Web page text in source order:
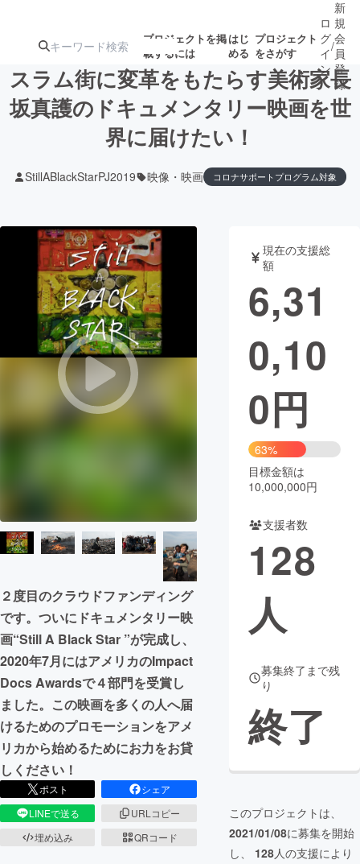
プロジェクトを掲
載するには
はじ
める
プロジェクト
をさがす
注目のリ 注目の新着プロ募集終了が近いプ
テクノロジー・ガジェット ゲーム・サ
映像・映画 書籍・雑誌
ビジネス・起業 チャレンジ
まちづくり・地域活性化
CAMPFIRE for Social Good
CAMPFIRE Creation
コミュニティ
ロ
グ
イ
ン
/
新
規
会
員
登
録
スラム街に変革をもたらす美術家長
坂真護のドキュメンタリー映画を世
界に届けたい！
StillABlackStarPJ2019 映像・映画 コロナサポートプログラム対象
２度目のクラウドファンディング
です。ついにドキュメンタリー映
画“Still A Black Star ”が完成し、
2020年7月にはアメリカのImpact
Docs Awardsで４部門を受賞し
ました。この映画を多くの人へ届
けるためのプロモーションをアメ
リカから始めるためにお力をお貸
しください！
ポスト
シェア
LINEで送る
URLコピー
埋め込み
QRコード
現在の支援総
額
6,31
0,10
0円
63%
目標金額は
10,000,000円
支援者数
128
人
募集終了まで残
り
終了
このプロジェクトは、
2021/01/08に募集を開始
し、 128人の支援により